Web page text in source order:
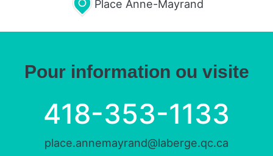
Place Anne-Mayrand
Pour information ou visite
418-353-1133
place.annemayrand@laberge.qc.ca